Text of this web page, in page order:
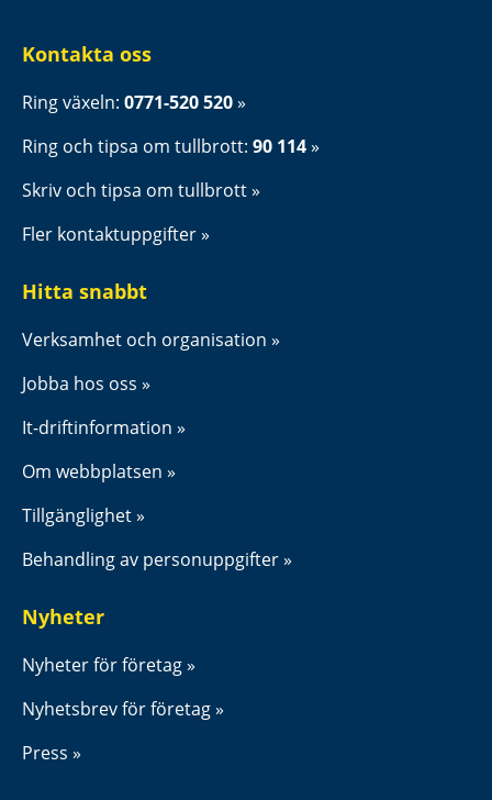
Kontakta oss
Ring växeln: 0771-520 520
Ring och tipsa om tullbrott: 90 114
Skriv och tipsa om tullbrott
Fler kontaktuppgifter
Hitta snabbt
Verksamhet och organisation
Jobba hos oss
It-driftinformation
Om webbplatsen
Tillgänglighet
Behandling av personuppgifter
Nyheter
Nyheter för företag
Nyhetsbrev för företag
Press